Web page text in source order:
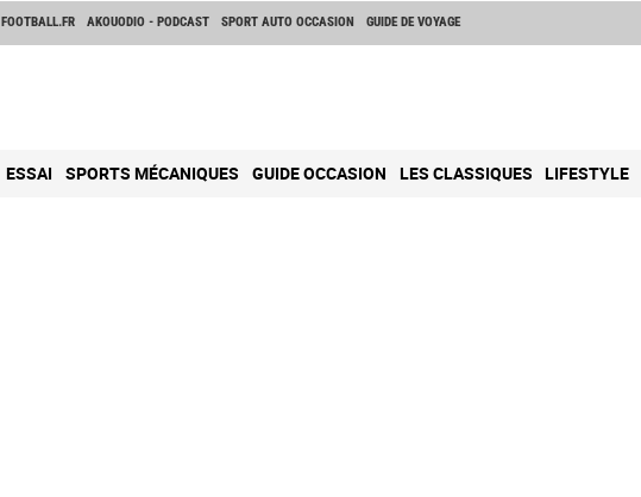
FOOTBALL.FR AKOUODIO - PODCAST SPORT AUTO OCCASION GUIDE DE VOYAGE
ESSAI SPORTS MÉCANIQUES GUIDE OCCASION LES CLASSIQUES LIFESTYLE